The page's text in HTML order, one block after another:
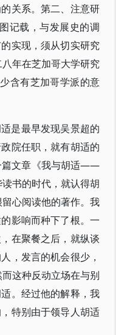
关系。第二、注意研
记载，与发展史的调
实现，须从切实研究
年在芝加哥大学研究
含有芝加哥学派的意
是最早发现吴景超的
院任职，就有胡适的
篇文章《我与胡适——
书的时代，就认得胡
心阅读他的著作。我
影响而种下了根。一
在聚餐之后，就纵谈
，发言的机会很少，
这种反动立场在与别
。经过他的解释，我
特别由于领导人胡适